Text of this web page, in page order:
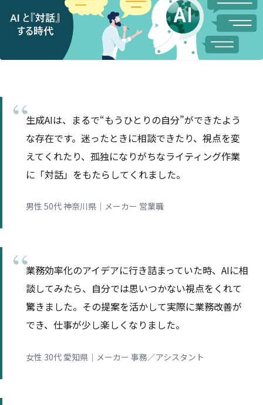
生成AIは、まるで“もうひとりの自分”ができたよう
な存在です。迷ったときに相談できたり、視点を変
えてくれたり、孤独になりがちなライティング作業
に「対話」をもたらしてくれました。
男性 50代 神奈川県｜メーカー 営業職
業務効率化のアイデアに行き詰まっていた時、AIに相
談してみたら、自分では思いつかない視点をくれて
驚きました。その提案を活かして実際に業務改善が
でき、仕事が少し楽しくなりました。
女性 30代 愛知県｜メーカー 事務／アシスタント